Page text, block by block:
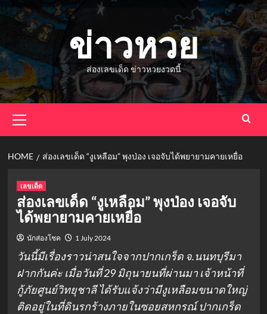
Skip
ข่าวหวย
ส่องเลขเด็ด ข่าวหวยงวดนี้
Menu
HOME ส่องเลขเด็ด “งูเหลือม” พุงป่อง เจอจับได้พยายามคายเหยื่อ
เลขเด็ด
ส่องเลขเด็ด “งูเหลือม” พุงป่อง เจอจับ
ได้พยายามคายเหยื่อ
นักส่องโชค 1 July 2024
วันนี้มีเรื่องราวน่าสนใจจากปากเกร็ด จ.นนทบุรีมา
ฝากกันค่ะ เมื่อวันที่ 29 มิถุนายนที่ผ่านมา เจ้าหน้าที่
กู้ภัยศูนย์วิทยุชาลี ได้รับแจ้งว่ามีงูเหลือมขนาดใหญ่
ติดอยู่ในที่ดินรกร้างภายในซอยสหกรณ์ ปากเกร็ด